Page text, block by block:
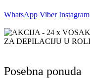
WhatsApp Viber Instagram
Posebna ponuda